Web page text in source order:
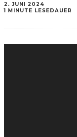
2. JUNI 2024
1 MINUTE LESEDAUER